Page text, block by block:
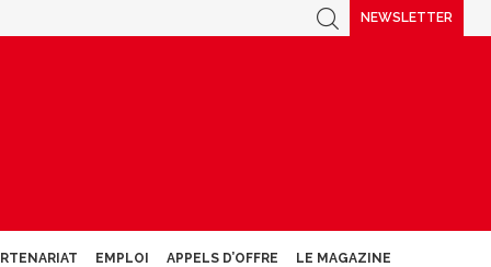
NEWSLETTER
EMPLOI APPELS D’OFFRE LE MAGAZINE